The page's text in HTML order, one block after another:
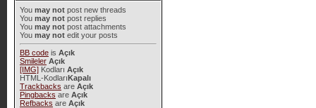
You may notpost new threads
You may notpost replies
You may notpost attachments
You may notedit your posts
BB codeis Açık
Smileler Açık
[IMG]Kodları Açık
HTML-KodlarıKapalı
Trackbacks are Açık
Pingbacks are Açık
Refbacks are Açık